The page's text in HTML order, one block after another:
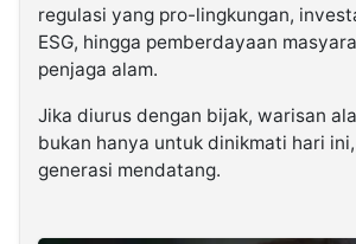
regulasi yang pro-lingkungan,
ESG, hingga pemberdayaan
penjaga alam.
Jika diurus dengan bijak, warisan
bukan hanya untuk dinikmati hari
generasi mendatang.